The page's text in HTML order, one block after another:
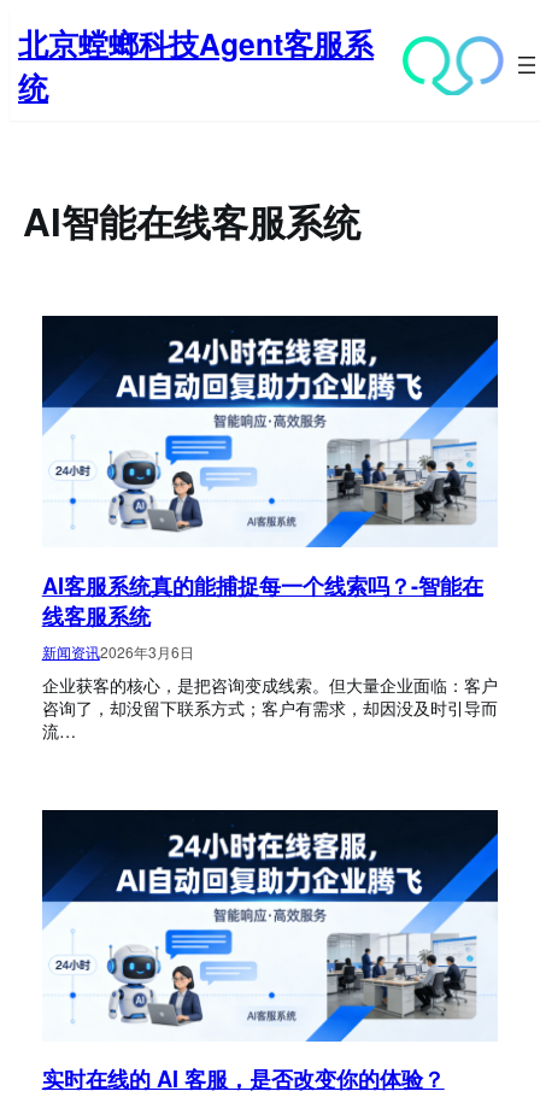
至
内
容
北京螳螂科技Agent客服系
统
AI智能在线客服系统
AI客服系统真的能捕捉每一个线索吗？-智能在
线客服系统
新闻资讯2026年3月6日
企业获客的核心，是把咨询变成线索。但大量企业面临：客户
咨询了，却没留下联系方式；客户有需求，却因没及时引导而
流…
实时在线的 AI 客服，是否改变你的体验？